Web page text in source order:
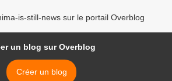
is-still-news sur le portail Overblog
un blog sur Overblog
Créer un blog